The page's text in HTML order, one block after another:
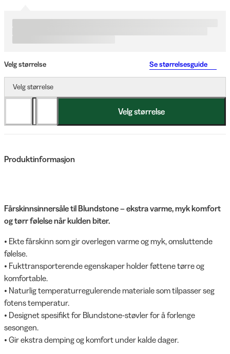
Velg størrelse Se størrelsesguide
Velg størrelse
Velg størrelse
Produktinformasjon
Fårskinnsinnersåle til Blundstone – ekstra varme, myk komfort
og tørr følelse når kulden biter.
• Ekte fårskinn som gir overlegen varme og myk, omsluttende
følelse.
• Fukttransporterende egenskaper holder føttene tørre og
komfortable.
• Naturlig temperaturregulerende materiale som tilpasser seg
fotens temperatur.
• Designet spesifikt for Blundstone-støvler for å forlenge
sesongen.
• Gir ekstra demping og komfort under kalde dager.